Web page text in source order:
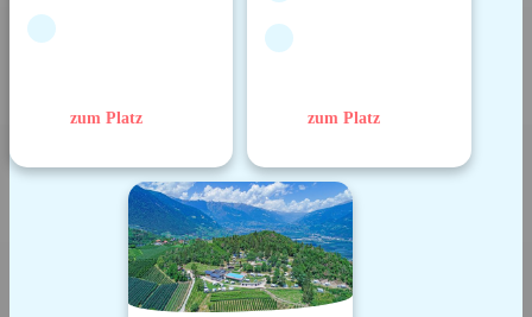
zum Platz zum Platz